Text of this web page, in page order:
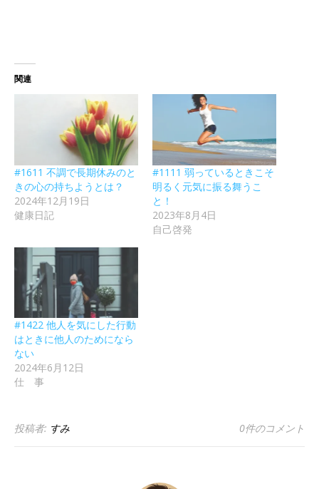
関連
#1611 不調で長期休みのと
きの心の持ちようとは？
2024年12月19日
健康日記
#1111 弱っているときこそ
明るく元気に振る舞うこ
と！
2023年8月4日
自己啓発
#1422 他人を気にした行動
はときに他人のためになら
ない
2024年6月12日
仕 事
投稿者: すみ 0件のコメント